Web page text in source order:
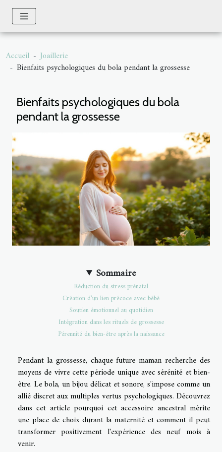
Accueil
Joaillerie
Bienfaits psychologiques du bola pendant la grossesse
Bienfaits psychologiques du bola
pendant la grossesse
Sommaire
Réduction du stress prénatal
Création d’un lien précoce avec bébé
Soutien émotionnel au quotidien
Intégration dans les rituels de grossesse
Pérennité du bien-être après la naissance
Pendant la grossesse, chaque future maman recherche des
moyens de vivre cette période unique avec sérénité et bien-
être. Le bola, un bijou délicat et sonore, s'impose comme un
allié discret aux multiples vertus psychologiques. Découvrez
dans cet article pourquoi cet accessoire ancestral mérite
une place de choix durant la maternité et comment il peut
transformer positivement l'expérience des neuf mois à
venir.